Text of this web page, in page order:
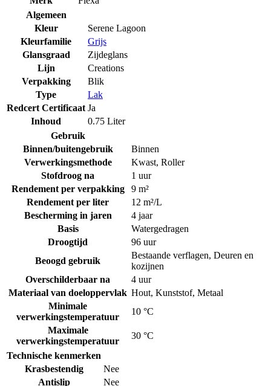
Algemeen
Kleur
Serene Lagoon
Kleurfamilie
Grijs
Glansgraad
Zijdeglans
Lijn
Creations
Verpakking
Blik
Type
Lak
Redcert Certificaat Ja
Inhoud
0.75 Liter
Gebruik
Binnen/buitengebruik
Binnen
Verwerkingsmethode
Kwast, Roller
Stofdroog na
1 uur
Rendement per verpakking
9 m²
Rendement per liter
12 m²/L
Bescherming in jaren
4 jaar
Basis
Watergedragen
Droogtijd
96 uur
Beoogd gebruik
Bestaande verflagen, Deuren en
kozijnen
Overschilderbaar na
4 uur
Materiaal van doeloppervlak Hout, Kunststof, Metaal
Minimale
verwerkingstemperatuur
10 °C
Maximale
verwerkingstemperatuur
30 °C
Technische kenmerken
Krasbestendig
Nee
Antislip
Nee